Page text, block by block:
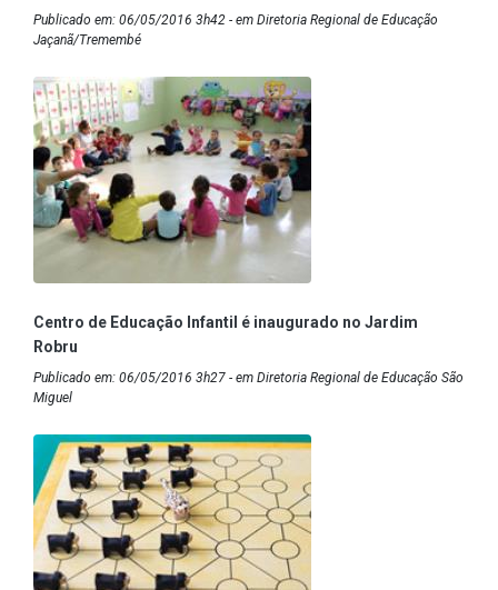
Publicado em: 06/05/2016 3h42 - em Diretoria Regional de Educação
Jaçanã/Tremembé
Centro de Educação Infantil é inaugurado no Jardim
Robru
Publicado em: 06/05/2016 3h27 - em Diretoria Regional de Educação São
Miguel